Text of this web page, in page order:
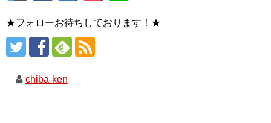
★フォローお待ちしております！★
chiba-ken